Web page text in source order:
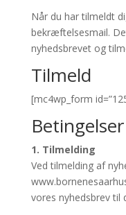
Når du har tilmeldt
bekræftelsesmail.
nyhedsbrevet og
Tilmeld
[mc4wp_form
1. Tilmelding
Ved tilmelding af
vores nyhedsbrev til